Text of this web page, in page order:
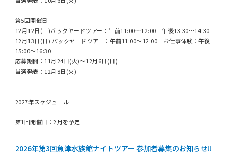
第5回開催日
12月12日(土)バックヤードツアー：午前11:00〜12:00 午後13:30〜14:30
12月13日(日) バックヤードツアー：午前11:00〜12:00 お仕事体験：午後
15:00〜16:30
応募期間：11月24日(火)～12月6日(日)
当選発表：12月8日(火)
2027年スケジュール
第1回開催日：2月を予定
2026年第3回魚津水族館ナイトツアー 参加者募集のお知らせ!!